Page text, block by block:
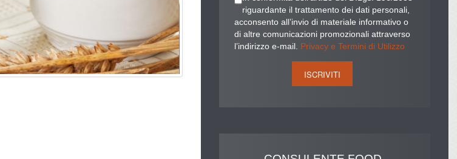
riguardante il trattamento dei dati personali,
acconsento all’invio di materiale informativo o
di altre comunicazioni promozionali attraverso
l’indirizzo e-mail. Privacy e Termini di Utilizzo